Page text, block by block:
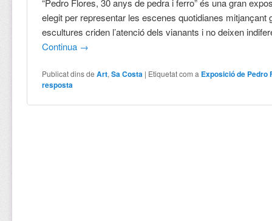
elegit per representar les escenes quotidianes mitjançant
escultures criden l’atenció dels vianants i no deixen
Continua →
Publicat dins de Art,Sa Costa | Etiquetat com a Exposició de Pedro
resposta